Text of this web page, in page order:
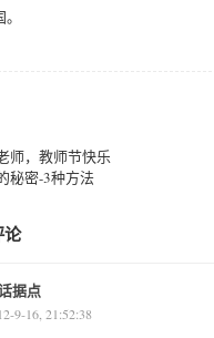
师，教师节快乐
秘密-3种方法
论
据点
9-16, 21:52:38